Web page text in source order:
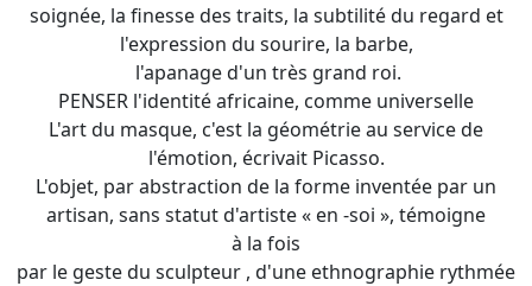
soignée, la finesse des traits, la subtilité du regard et
l'expression du sourire, la barbe,
l'apanage d'un très grand roi.
PENSER l'identité africaine, comme universelle
L'art du masque, c'est la géométrie au service de
l'émotion, écrivait Picasso.
L'objet, par abstraction de la forme inventée par un
artisan, sans statut d'artiste « en -soi », témoigne
à la fois
par le geste du sculpteur , d'une ethnographie rythmée